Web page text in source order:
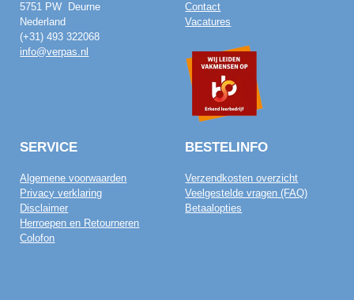
5751 PW Deurne
Nederland
(+31) 493 322068
info@verpas.nl
Contact
Vacatures
SERVICE
Algemene voorwaarden
Privacy verklaring
Disclaimer
Herroepen en Retourneren
Colofon
BESTELINFO
Verzendkosten overzicht
Veelgestelde vragen (FAQ)
Betaalopties